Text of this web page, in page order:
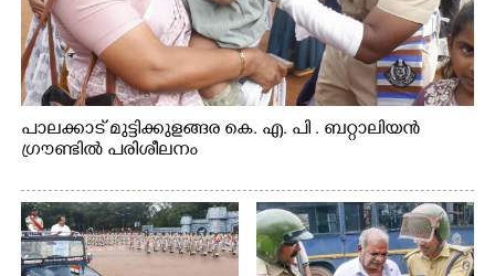
പാലക്കാട് മുട്ടിക്കുളങ്ങര കെ. എ. പി . ബറ്റാലിയൻ
ഗ്രൗണ്ടിൽ പരിശീലനം